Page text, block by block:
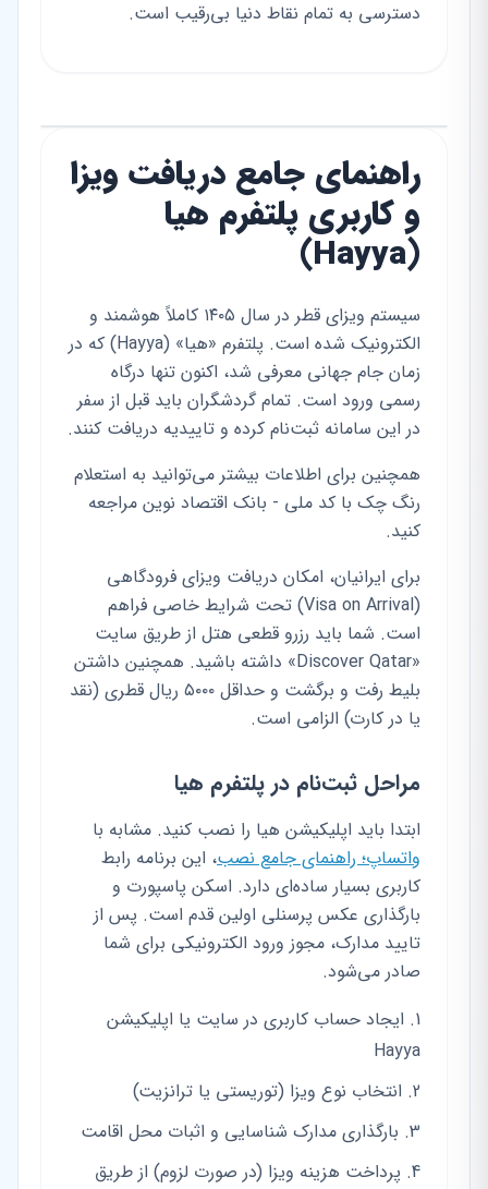
دسترسی به تمام نقاط دنیا بی‌رقیب است.
راهنمای جامع دریافت ویزا
و کاربری پلتفرم هیا
(Hayya)
سیستم ویزای قطر در سال ۱۴۰۵ کاملاً هوشمند و
الکترونیک شده است. پلتفرم «هیا» (Hayya) که در
زمان جام جهانی معرفی شد، اکنون تنها درگاه
رسمی ورود است. تمام گردشگران باید قبل از سفر
در این سامانه ثبت‌نام کرده و تاییدیه دریافت کنند.
همچنین برای اطلاعات بیشتر می‌توانید به استعلام
رنگ چک با کد ملی - بانک اقتصاد نوین مراجعه
کنید.
برای ایرانیان، امکان دریافت ویزای فرودگاهی
(Visa on Arrival) تحت شرایط خاصی فراهم
است. شما باید رزرو قطعی هتل از طریق سایت
«Discover Qatar» داشته باشید. همچنین داشتن
بلیط رفت و برگشت و حداقل ۵۰۰۰ ریال قطری (نقد
یا در کارت) الزامی است.
مراحل ثبت‌نام در پلتفرم هیا
ابتدا باید اپلیکیشن هیا را نصب کنید. مشابه با
واتساپ؛ راهنمای جامع نصب، این برنامه رابط
کاربری بسیار ساده‌ای دارد. اسکن پاسپورت و
بارگذاری عکس پرسنلی اولین قدم است. پس از
تایید مدارک، مجوز ورود الکترونیکی برای شما
صادر می‌شود.
ایجاد حساب کاربری در سایت یا اپلیکیشن
Hayya
انتخاب نوع ویزا (توریستی یا ترانزیت)
بارگذاری مدارک شناسایی و اثبات محل اقامت
پرداخت هزینه ویزا (در صورت لزوم) از طریق